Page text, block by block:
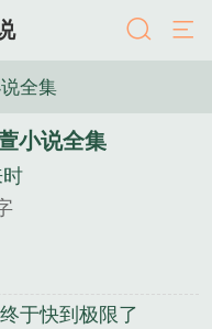
全集
小说全集
于快到极限了